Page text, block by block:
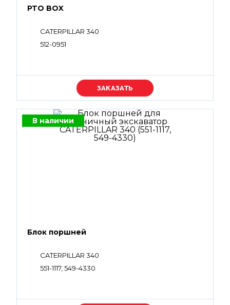
PTO BOX
CATERPILLAR 340
512-0951
Уточняйте цену
В наличии
Блок поршней
CATERPILLAR 340
551-1117, 549-4330